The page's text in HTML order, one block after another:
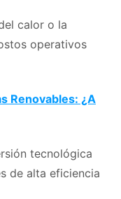
calor o la
operativos
Renovables: ¿A
tecnológica
de alta eficiencia